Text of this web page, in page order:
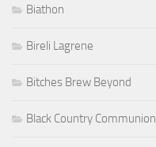
Biathon
Bireli Lagrene
Bitches Brew Beyond
Black Country Communion